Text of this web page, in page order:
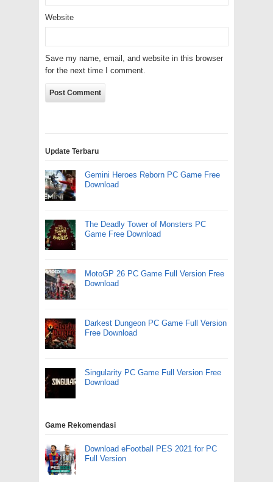
Website
Save my name, email, and website in this browser
for the next time I comment.
Update Terbaru
Gemini Heroes Reborn PC Game Free
Download
The Deadly Tower of Monsters PC
Game Free Download
MotoGP 26 PC Game Full Version Free
Download
Darkest Dungeon PC Game Full Version
Free Download
Singularity PC Game Full Version Free
Download
Game Rekomendasi
Download eFootball PES 2021 for PC
Full Version